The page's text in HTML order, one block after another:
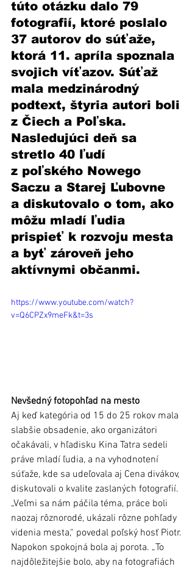
túto otázku dalo 79
fotografií, ktoré poslalo
37 autorov do súťaže,
ktorá 11. apríla spoznala
svojich víťazov. Súťaž
mala medzinárodný
podtext, štyria autori boli
z Čiech a Poľska.
Nasledujúci deň sa
stretlo 40 ľudí
z poľského Nowego
Saczu a Starej Ľubovne
a diskutovalo o tom, ako
môžu mladí ľudia
prispieť k rozvoju mesta
a byť zároveň jeho
aktívnymi občanmi.
https://www.youtube.com/watch?
v=Q6CPZx9meFk&t=3s
Nevšedný fotopohľad na mesto
Aj keď kategória od 15 do 25 rokov mala
slabšie obsadenie, ako organizátori
očakávali, v hľadisku Kina Tatra sedeli
práve mladí ľudia, a na vyhodnotení
súťaže, kde sa udeľovala aj Cena divákov,
diskutovali o kvalite zaslaných fotografií.
„Veľmi sa nám páčila téma, práce boli
naozaj rôznorodé, ukázali rôzne pohľady
videnia mesta,“ povedal poľský hosť Piotr.
Napokon spokojná bola aj porota. „To
najdôležitejšie bolo, aby na fotografiách